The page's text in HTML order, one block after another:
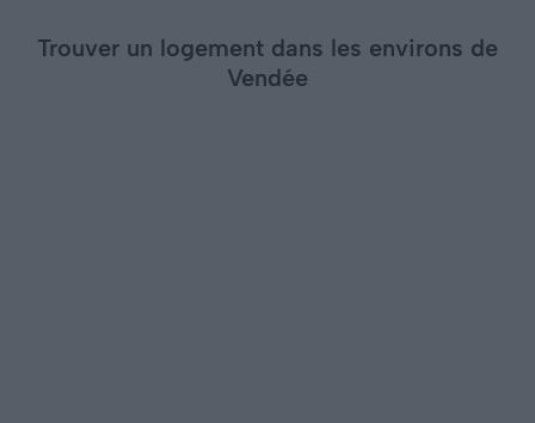
Trouver un logement dans les environs de
Vendée